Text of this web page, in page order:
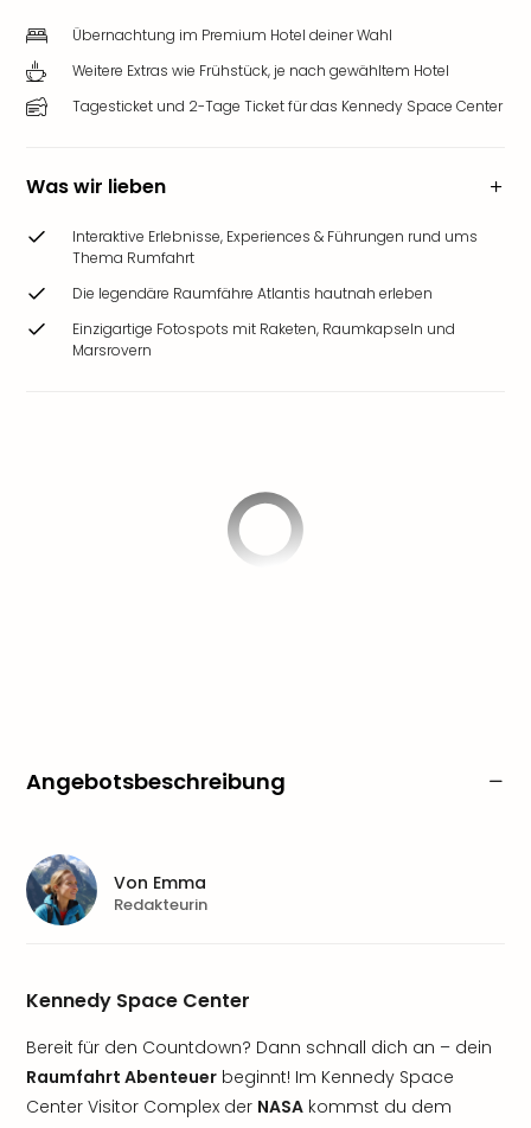
Übernachtung im Premium Hotel deiner Wahl
Weitere Extras wie Frühstück, je nach gewähltem Hotel
Tagesticket und 2-Tage Ticket für das Kennedy Space Center
Was wir lieben
Interaktive Erlebnisse, Experiences & Führungen rund ums
Thema Rumfahrt
Die legendäre Raumfähre Atlantis hautnah erleben
Einzigartige Fotospots mit Raketen, Raumkapseln und
Marsrovern
Angebotsbeschreibung
Kennedy Space Center
Bereit für den Countdown? Dann schnall dich an – dein
Raumfahrt Abenteuer beginnt! Im Kennedy Space
Center Visitor Complex der NASA kommst du dem
Von Emma
Redakteurin